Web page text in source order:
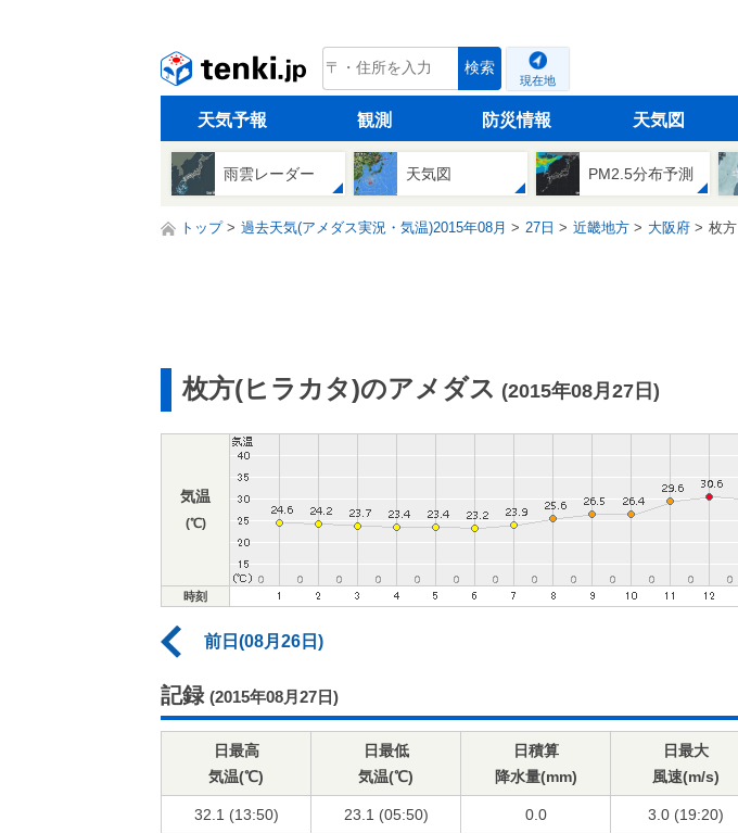
tenki.jp 検索
現在地
天気予報 観測 防災情報 天気図
雨雲レーダー 天気図 PM2.5分布予測
トップ 過去天気(アメダス実況・気温)2015年08月 27日 近畿地方 大阪府 枚方
枚方(ヒラカタ)のアメダス (2015年08月27日)
気温
(℃)
時刻
前日(08月26日)
記録 (2015年08月27日)
日最高
気温(℃)
日最低
気温(℃)
日積算
降水量(mm)
日最大
風速(m/s)
32.1 (13:50) 23.1 (05:50) 0.0 3.0 (19:20)